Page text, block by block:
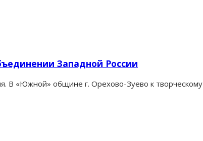
Западной России
«Южной» общине г. Орехово-Зуево к творческому